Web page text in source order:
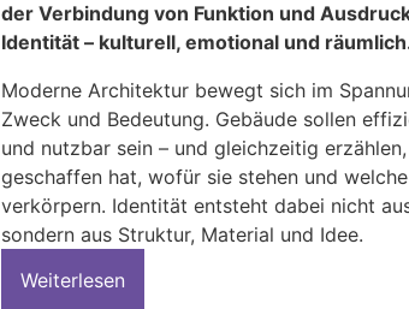
der Verbindung von Funktion und
Identität – kulturell, emotional und
Moderne Architektur bewegt sich im
Zweck und Bedeutung. Gebäude sollen
und nutzbar sein – und gleichzeitig
geschaffen hat, wofür sie stehen und
verkörpern. Identität entsteht dabei nicht
sondern aus Struktur, Material und Idee.
Weiterlesen